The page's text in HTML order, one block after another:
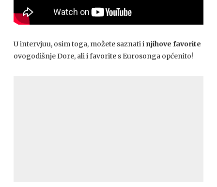
U intervjuu, osim toga, možete saznati i njihove favorite
ovogodišnje Dore, ali i favorite s Eurosonga općenito!